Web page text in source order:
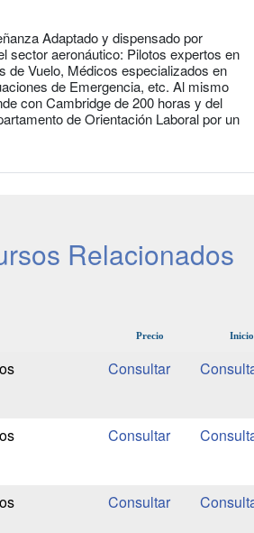
Adaptado y dispensado por
sector aeronáutico: Pilotos expertos en
de Vuelo, Médicos especializados en
de Emergencia, etc. Al mismo
con Cambridge de 200 horas y del
de Orientación Laboral por un
Relacionados
Precio Inicio